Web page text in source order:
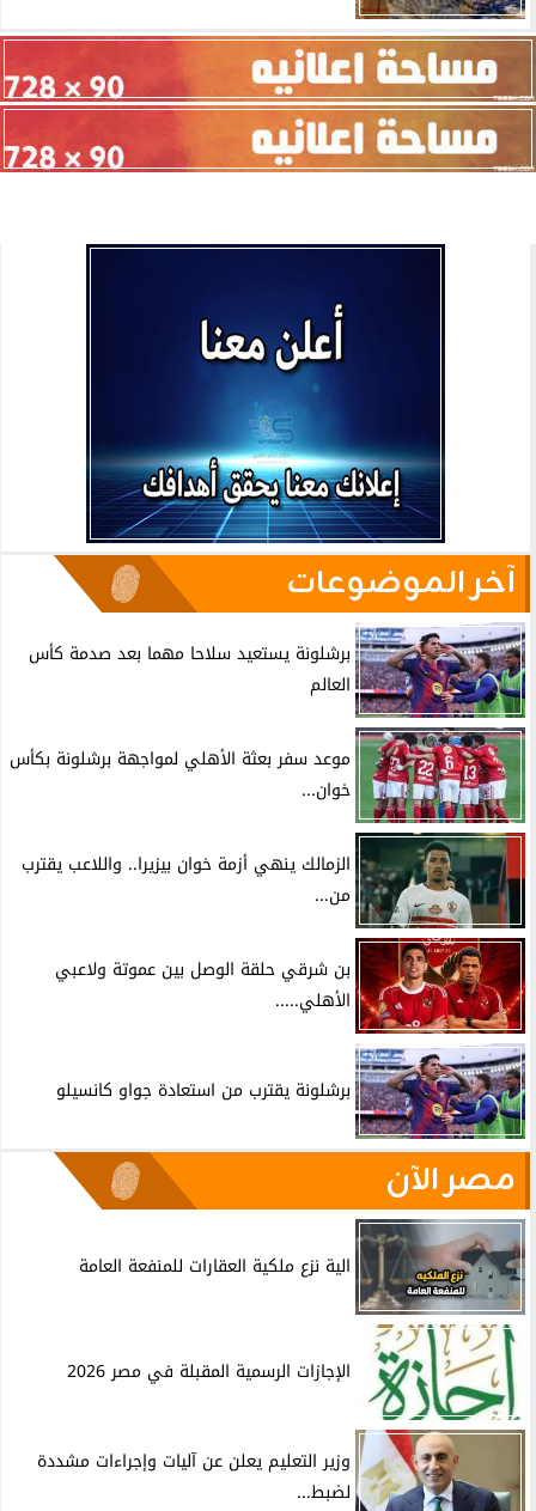
آخر الموضوعات
برشلونة يستعيد سلاحا مهما بعد صدمة كأس
العالم
موعد سفر بعثة الأهلي لمواجهة برشلونة بكأس
خوان...
الزمالك ينهي أزمة خوان بيزيرا.. واللاعب يقترب
من...
بن شرقي حلقة الوصل بين عموتة ولاعبي
الأهلي.....
برشلونة يقترب من استعادة جواو كانسيلو
مصر الآن
الية نزع ملكية العقارات للمنفعة العامة
الإجازات الرسمية المقبلة في مصر 2026
وزير التعليم يعلن عن آليات وإجراءات مشددة
لضبط...